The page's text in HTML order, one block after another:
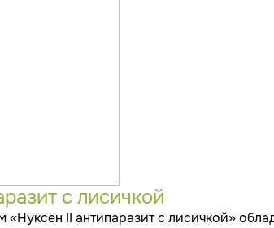
с лисичкой
«Нуксен II антипаразит с лисичкой»